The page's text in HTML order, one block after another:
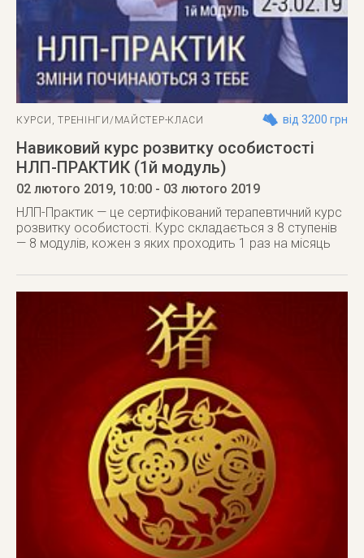
КУРСИ ,ТРЕНІНГИ/МАЙСТЕР-КЛАСИ від 3200 грн
Навиковий курс розвитку особистості
НЛП-ПРАКТИК (1й модуль)
02 лютого 2019, 10:00 - 03 лютого 2019
НЛП-Практик — це сертифікований терапевтичний курс
розвитку особистості. Курс складається з 8 ступенів
— 8 модулів, кожен з яких проходить 1 раз на місяць